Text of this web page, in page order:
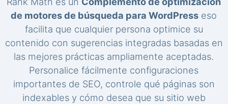
de motores de búsqueda para WordPress eso
facilita que cualquier persona optimice su
contenido con sugerencias integradas basadas en
las mejores prácticas ampliamente aceptadas.
Personalice fácilmente configuraciones
importantes de SEO, controle qué páginas son
indexables y cómo desea que su sitio web